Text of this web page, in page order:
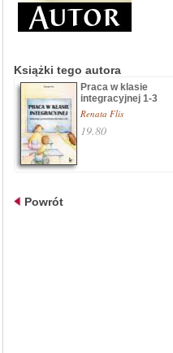
Książki tego autora
Praca w klasie
integracyjnej 1-3
Renata Flis
19.80
Powrót